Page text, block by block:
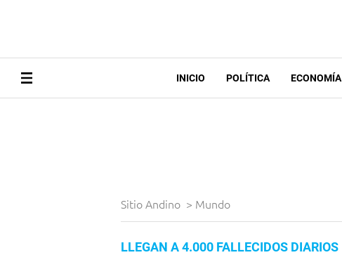
INICIO POLÍTICA ECONOMÍA
Sitio Andino > Mundo
LLEGAN A 4.000 FALLECIDOS DIARIOS